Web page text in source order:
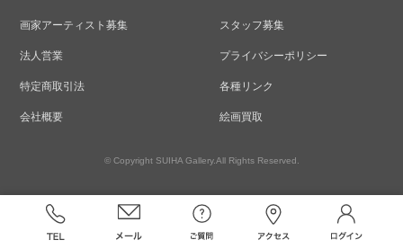
画家アーティスト募集 スタッフ募集
法人営業 プライバシーポリシー
特定商取引法 各種リンク
会社概要 絵画買取
© Copyright SUIHA Gallery.All Rights Reserved.